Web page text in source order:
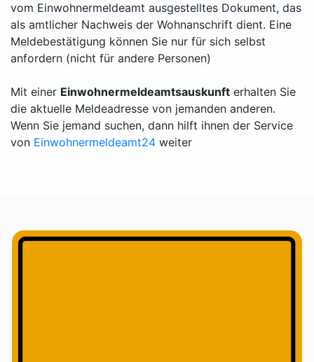
vom Einwohnermeldeamt ausgestelltes Dokument, das
als amtlicher Nachweis der Wohnanschrift dient. Eine
Meldebestätigung können Sie nur für sich selbst
anfordern (nicht für andere Personen)
Mit einer Einwohnermeldeamtsauskunft erhalten Sie
die aktuelle Meldeadresse von jemanden anderen.
Wenn Sie jemand suchen, dann hilft ihnen der Service
von Einwohnermeldeamt24 weiter